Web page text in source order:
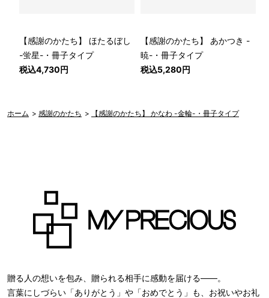
【感謝のかたち】 ほたるぼし
-蛍星-・冊子タイプ
税込4,730円
【感謝のかたち】 あかつき -
暁-・冊子タイプ
税込5,280円
ホーム > 感謝のかたち > 【感謝のかたち】 かなわ -金輪-・冊子タイプ
贈る人の想いを包み、贈られる相手に感動を届ける――。
言葉にしづらい「ありがとう」や「おめでとう」も、お祝いやお礼